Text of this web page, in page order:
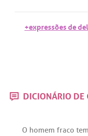
+expressões de
DICIONÁRIO DE
O homem fraco